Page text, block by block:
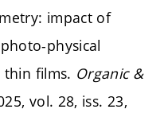
impact of
physical
films. Organic &
vol. 28, iss. 23,